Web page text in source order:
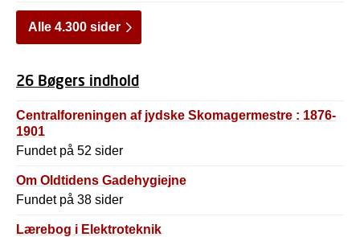
Alle 4.300 sider
26 Bøgers indhold
Centralforeningen af jydske Skomagermestre : 1876-
1901
Fundet på 52 sider
Om Oldtidens Gadehygiejne
Fundet på 38 sider
Lærebog i Elektroteknik